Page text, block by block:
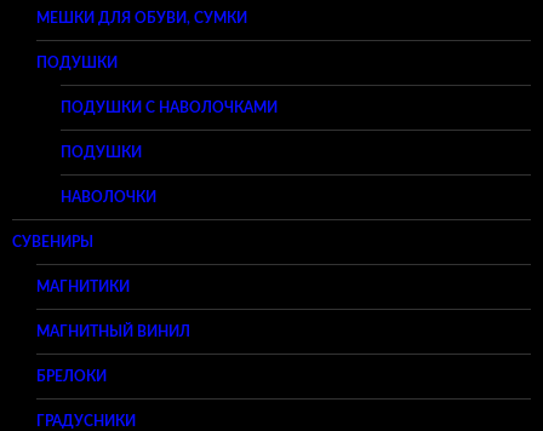
МЕШКИ ДЛЯ ОБУВИ, СУМКИ
ПОДУШКИ
ПОДУШКИ С НАВОЛОЧКАМИ
ПОДУШКИ
НАВОЛОЧКИ
СУВЕНИРЫ
МАГНИТИКИ
МАГНИТНЫЙ ВИНИЛ
БРЕЛОКИ
ГРАДУСНИКИ